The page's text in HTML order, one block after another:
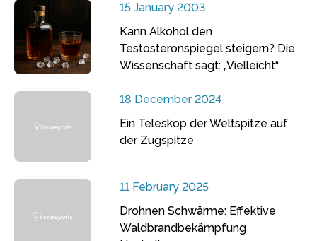
15 January 2003
Kann Alkohol den
Testosteronspiegel steigern? Die
Wissenschaft sagt: „Vielleicht“
18 December 2024
Ein Teleskop der Weltspitze auf
der Zugspitze
11 February 2025
Drohnen Schwärme: Effektive
Waldbrandbekämpfung